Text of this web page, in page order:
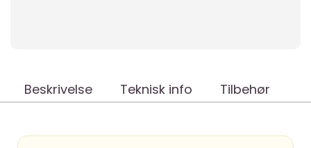
Beskrivelse Teknisk info Tilbehør